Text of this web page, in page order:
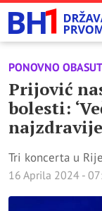
PONOVNO
Prijović
bolesti:
Tri koncerta u
16 Aprila 2024 -